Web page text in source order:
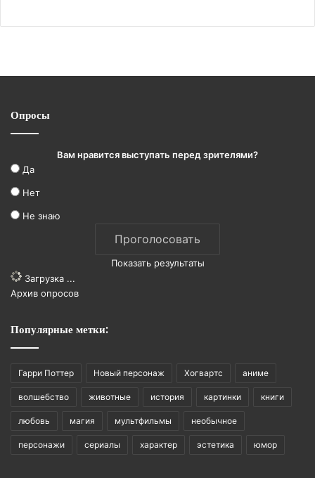
Опросы
Вам нравится выступать перед зрителями?
Да
Нет
Не знаю
Показать результаты
Загрузка ...
Архив опросов
Популярные метки:
Гарри Поттер Новый персонаж Хогвартс аниме
волшебство животные история картинки книги
любовь магия мультфильмы необычное
персонажи сериалы характер эстетика юмор